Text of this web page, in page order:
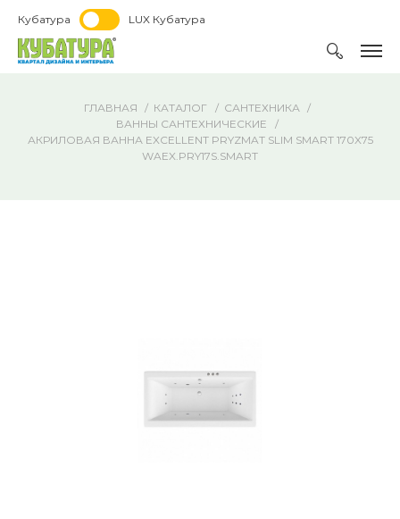
Кубатура LUX Кубатура
ГЛАВНАЯ КАТАЛОГ
САНТЕХНИКА
ВАННЫ САНТЕХНИЧЕСКИЕ
АКРИЛОВАЯ ВАННА EXCELLENT PRYZMAT SLIM SMART 170X75
WAEX.PRY17S.SMART